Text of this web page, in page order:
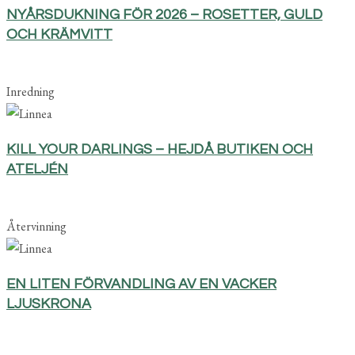
NYÅRSDUKNING FÖR 2026 – ROSETTER, GULD
OCH KRÄMVITT
Inredning
KILL YOUR DARLINGS – HEJDÅ BUTIKEN OCH
ATELJÉN
Återvinning
EN LITEN FÖRVANDLING AV EN VACKER
LJUSKRONA